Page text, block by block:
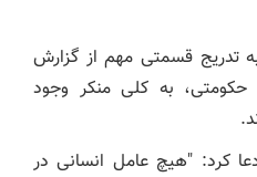
به بعد، به تدریج قسمتی مهم از گزارش
به کلی منکر وجود
کرد: "هیچ عامل انسانی در